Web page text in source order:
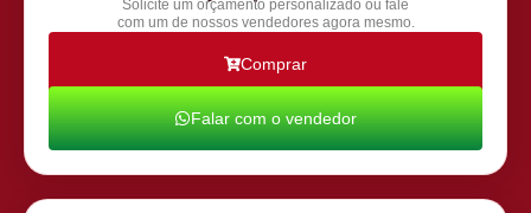
Solicite um orçamento personalizado ou fale
com um de nossos vendedores agora mesmo.
Comprar
Falar com o vendedor